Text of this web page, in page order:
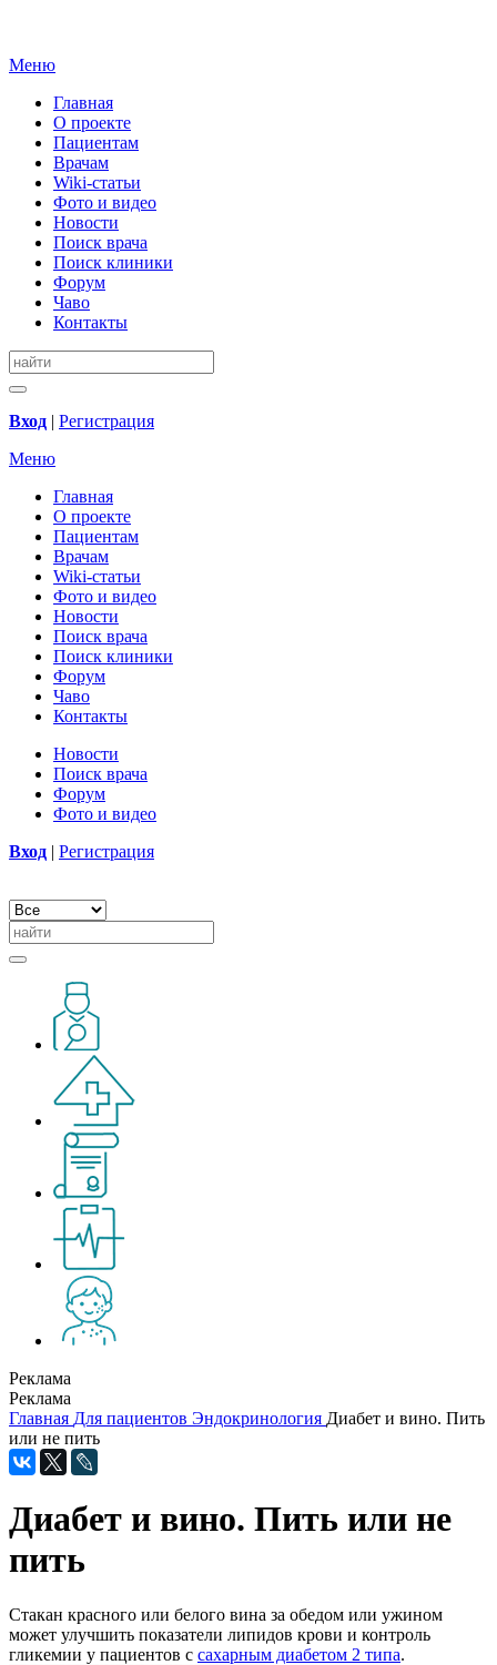
Меню
Главная
О проекте
Пациентам
Врачам
Wiki-статьи
Фото и видео
Новости
Поиск врача
Поиск клиники
Форум
Чаво
Контакты
Вход | Регистрация
Меню
Главная
О проекте
Пациентам
Врачам
Wiki-статьи
Фото и видео
Новости
Поиск врача
Поиск клиники
Форум
Чаво
Контакты
Новости
Поиск врача
Форум
Фото и видео
Вход | Регистрация
Реклама
Реклама
Главная Для пациентов Эндокринология Диабет и вино. Пить
или не пить
Диабет и вино. Пить или не
пить
Стакан красного или белого вина за обедом или ужином
может улучшить показатели липидов крови и контроль
гликемии у пациентов с сахарным диабетом 2 типа.